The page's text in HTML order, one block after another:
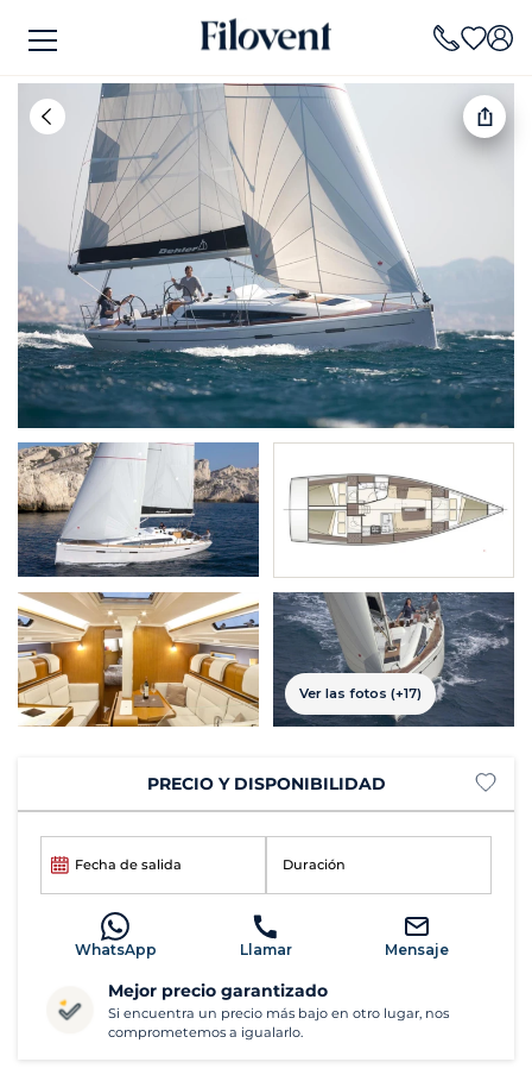
Ver las fotos (+17)
PRECIO Y DISPONIBILIDAD
Fecha de salida Duración
WhatsApp Llamar Mensaje
Mejor precio garantizado
Si encuentra un precio más bajo en otro lugar, nos
comprometemos a igualarlo.